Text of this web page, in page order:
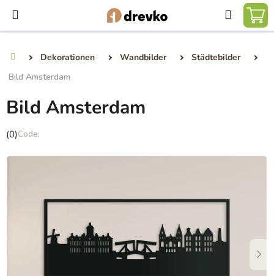
Inhalt
springen
Suchen
Dekorationen Wandbilder
Städtebilder
Bild Amsterdam
Bild Amsterdam
Die
Produktbewertung
(0)